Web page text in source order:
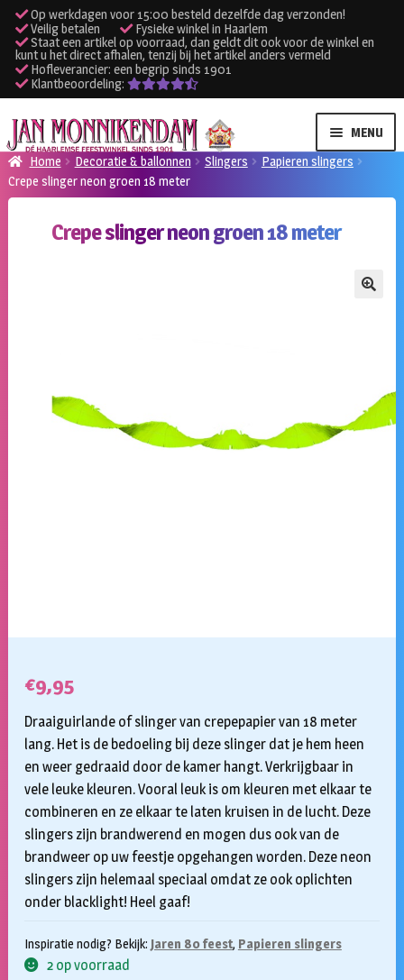
Op werkdagen voor 15:00 besteld dezelfde dag verzonden!
Veilig betalen
Fysieke winkel in Haarlem
Staat een artikel op voorraad, dan geldt dit ook voor de winkel en
kunt u het direct afhalen, tenzij bij het artikel anders vermeld
Hofleverancier: een begrip sinds 1901
Klantbeoordeling:
Ga
door
naar
navigatie
Ga
naar
de
inhoud
MENU
Verhuur kleding
Verhuur apparatuur
Home Decoratie & ballonnen Slingers
Papieren slingers
Crepe slinger neon groen 18 meter
Crepe slinger neon groen 18 meter
€9,95
Draaiguirlande of slinger van crepepapier van 18 meter
lang. Het is de bedoeling bij deze slinger dat je hem heen
en weer gedraaid door de kamer hangt. Verkrijgbaar in
vele leuke kleuren. Vooral leuk is om kleuren met elkaar te
combineren en ze elkaar te laten kruisen in de lucht. Deze
slingers zijn brandwerend en mogen dus ook van de
brandweer op uw feestje opgehangen worden. Deze neon
slingers zijn helemaal speciaal omdat ze ook oplichten
onder blacklight! Heel gaaf!
Inspiratie nodig? Bekijk: Jaren 80 feest, Papieren slingers
2 op voorraad